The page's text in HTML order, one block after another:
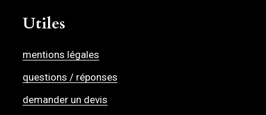
Utiles
mentions légales
questions / réponses
demander un devis